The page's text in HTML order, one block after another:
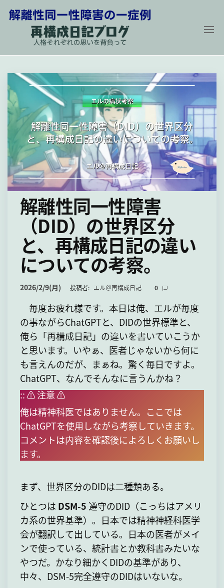
に
ス
キ
解
性
同
一
性
障
害
の
一
症
例
日
記
ブ
ロ
グ
〜
人
そ
れ
ぞ
れ
の
思
い
解離性同一性障害
（DID）の世界区分
と、再構成日記の違い
についての考察。
2026/2/9(月) 投稿者: エル＠再構成日記 0
毎度お疲れ様です。本日は俺、エルが毎度
の事ながらChatGPTと、DIDの世界標準と、
俺ら「再構成日記」の違いを書いていこうか
と思います。いやぁ、医者じゃないから何に
も言えんのだが、まぁね。驚く毎日ですよ。
ChatGPT、なんでそんなに言うんかね？
:: ⚠︎ 注意 ⚠︎
俺は精神科医ではありません。ここでは
ChatGPTを使用しながら考察していきます。
コメントは内容を確認後によろしくお願いし
ます。
まず、世界区分のDIDは二種類ある。
ひとつは DSM-5遵守のDID（こっちはアメリ
カ系の世界基準）。日本では精神神経科医学
会が翻訳して出している。日本の医者がメイ
ンで使っている、統計書とか教科書みたいな
やつだ。かなり細かくDIDの基準があり、
中々、DSM-5完全遵守のDIDはいないな。